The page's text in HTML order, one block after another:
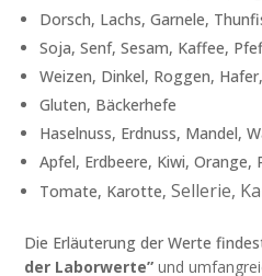
Dorsch, Lachs, Garnele,
Soja, Senf, Sesam, Kaffee,
Weizen, Dinkel, Roggen,
Gluten, Bäckerhefe
Haselnuss, Erdnuss, Mandel,
Apfel, Erdbeere, Kiwi, Orange,
Tomate, Karotte,Sellerie,
Die Erläuterung der Werte
der Laborwerte” und